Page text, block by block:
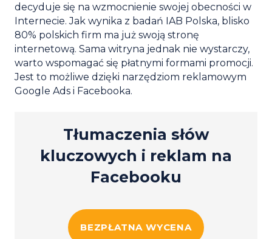
decyduje się na wzmocnienie swojej obecności w
Internecie. Jak wynika z badań IAB Polska, blisko
80% polskich firm ma już swoją stronę
internetową. Sama witryna jednak nie wystarczy,
warto wspomagać się płatnymi formami promocji.
Jest to możliwe dzięki narzędziom reklamowym
Google Ads i Facebooka.
Tłumaczenia słów
kluczowych i reklam na
Facebooku
BEZPŁATNA WYCENA